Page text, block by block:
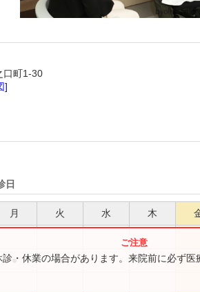
口町1-30
]
日
月 火 水 木
● ● ●
・休業の場合があります。来院前に必ず医